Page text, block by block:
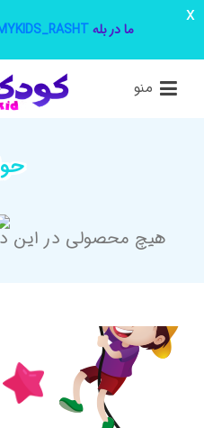
ما در بله
x
منو
هیچ محصولی در این